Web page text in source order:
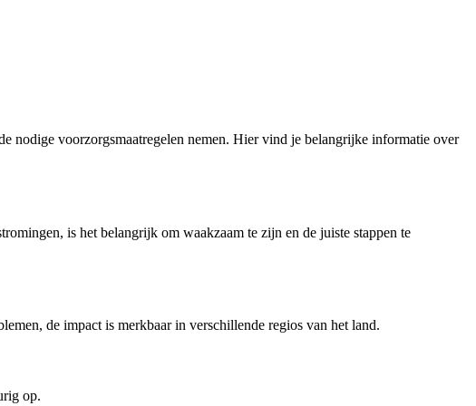
nodige voorzorgsmaatregelen nemen. Hier vind je belangrijke informatie over
is het belangrijk om waakzaam te zijn en de juiste stappen te
de impact is merkbaar in verschillende regios van het land.
op.